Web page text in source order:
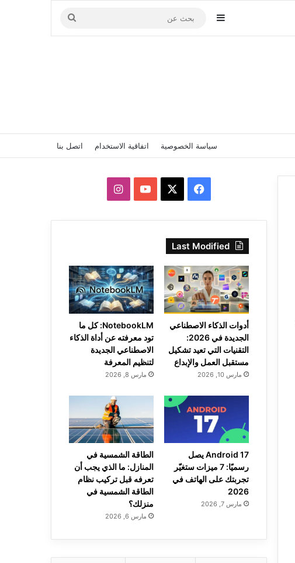
إضافة عمود جانبي
بحث
عن
سياسة الخصوصية اتفاقية الاستخدام اتصل بنا
فيسبوك ‫YouTubeانستقرام
Last Modified
أدوات الذكاء الاصطناعي
الجديدة في 2026:
التقنيات التي تعيد تشكيل
مستقبل العمل والإبداع
مارس 10, 2026
NotebookLM: كل ما
تود معرفته عن أداة الذكاء
الاصطناعي الجديدة
لتنظيم المعرفة
مارس 8, 2026
Android 17 يصل
رسميًا: 7 ميزات ستغيّر
تجربتك على الهاتف في
2026
مارس 7, 2026
الطاقة الشمسية في
المنازل: ما الذي يجب أن
تعرفه قبل تركيب نظام
الطاقة الشمسية في
منزلك؟
مارس 6, 2026